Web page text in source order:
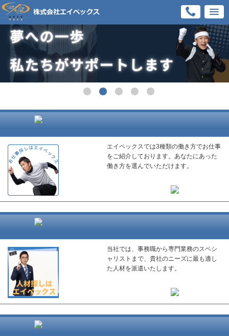
エイペックスでは3種類の働き方でお仕事
をご紹介しております。あなたにあった
働き方を選んでいただけます。
当社では、事務職から専門業務のスペシ
ャリストまで、貴社のニーズに最も適し
た人材を派遣いたします。